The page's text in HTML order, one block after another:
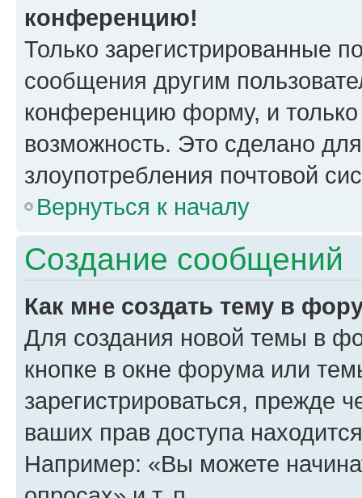
конференцию!
Только зарегистрированные
сообщения другим
конференцию форму, и
возможность. Это сделано
злоупотребления почтовой
Вернуться к началу
Создание сообщений
Как мне создать тему в
Для создания новой темы в
кнопке в окне форума или
зарегистрироваться, прежде
ваших прав доступа
Например: «Вы можете